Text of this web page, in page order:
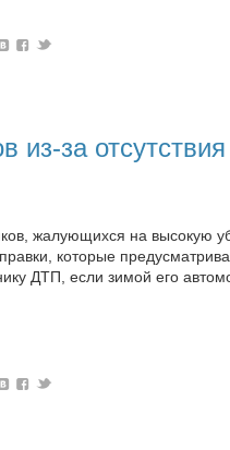
из-за
жалующихся на высокую
которые
ДТП, если зимой его